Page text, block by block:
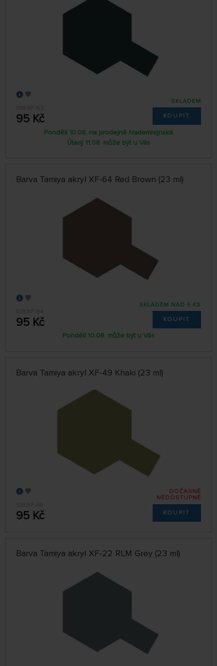
108/XF-63
95 Kč
SKLADEM
KOUPIT
Pondělí 10.08. na prodejně Nademlejnská
Úterý 11.08. může být u Vás
Barva Tamiya akryl XF-64 Red Brown (23 ml)
108/XF-64
95 Kč
SKLADEM NAD 5 KS
KOUPIT
Pondělí 10.08. může být u Vás
Barva Tamiya akryl XF-49 Khaki (23 ml)
108/XF-49
95 Kč
DOČASNĚ
NEDOSTUPNÉ
KOUPIT
Barva Tamiya akryl XF-22 RLM Grey (23 ml)